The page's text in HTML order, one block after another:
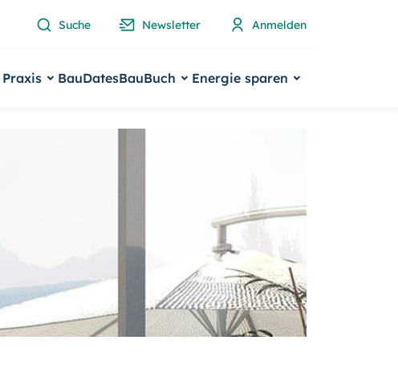
Suche Newsletter Anmelden
Praxis BauDatesBauBuch Energie sparen